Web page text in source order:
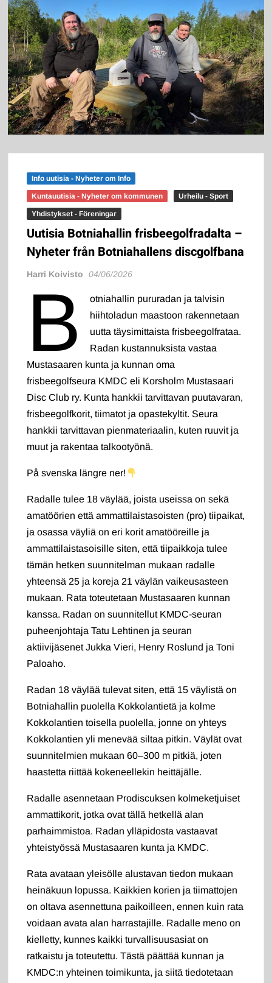
Info uutisia - Nyheter om Info
Kuntauutisia - Nyheter om kommunen Urheilu - Sport
Yhdistykset - Föreningar
Uutisia Botniahallin frisbeegolfradalta –
Nyheter från Botniahallens discgolfbana
Harri Koivisto 04/06/2026
B
otniahallin pururadan ja talvisin
hiihtoladun maastoon rakennetaan
uutta täysimittaista frisbeegolfrataa.
Radan kustannuksista vastaa
Mustasaaren kunta ja kunnan oma
frisbeegolfseura KMDC eli Korsholm Mustasaari
Disc Club ry. Kunta hankkii tarvittavan puutavaran,
frisbeegolfkorit, tiimatot ja opastekyltit. Seura
hankkii tarvittavan pienmateriaalin, kuten ruuvit ja
muut ja rakentaa talkootyönä.
På svenska längre ner!
Radalle tulee 18 väylää, joista useissa on sekä
amatöörien että ammattilaistasoisten (pro) tiipaikat,
ja osassa väyliä on eri korit amatööreille ja
ammattilaistasoisille siten, että tiipaikkoja tulee
tämän hetken suunnitelman mukaan radalle
yhteensä 25 ja koreja 21 väylän vaikeusasteen
mukaan. Rata toteutetaan Mustasaaren kunnan
kanssa. Radan on suunnitellut KMDC-seuran
puheenjohtaja Tatu Lehtinen ja seuran
aktiivijäsenet Jukka Vieri, Henry Roslund ja Toni
Paloaho.
Radan 18 väylää tulevat siten, että 15 väylistä on
Botniahallin puolella Kokkolantietä ja kolme
Kokkolantien toisella puolella, jonne on yhteys
Kokkolantien yli menevää siltaa pitkin. Väylät ovat
suunnitelmien mukaan 60–300 m pitkiä, joten
haastetta riittää kokeneellekin heittäjälle.
Radalle asennetaan Prodiscuksen kolmeketjuiset
ammattikorit, jotka ovat tällä hetkellä alan
parhaimmistoa. Radan ylläpidosta vastaavat
yhteistyössä Mustasaaren kunta ja KMDC.
Rata avataan yleisölle alustavan tiedon mukaan
heinäkuun lopussa. Kaikkien korien ja tiimattojen
on oltava asennettuna paikoilleen, ennen kuin rata
voidaan avata alan harrastajille. Radalle meno on
kielletty, kunnes kaikki turvallisuusasiat on
ratkaistu ja toteutettu. Tästä päättää kunnan ja
KMDC:n yhteinen toimikunta, ja siitä tiedotetaan